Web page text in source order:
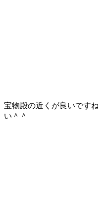
宝物殿の近くが良いです
い＾＾